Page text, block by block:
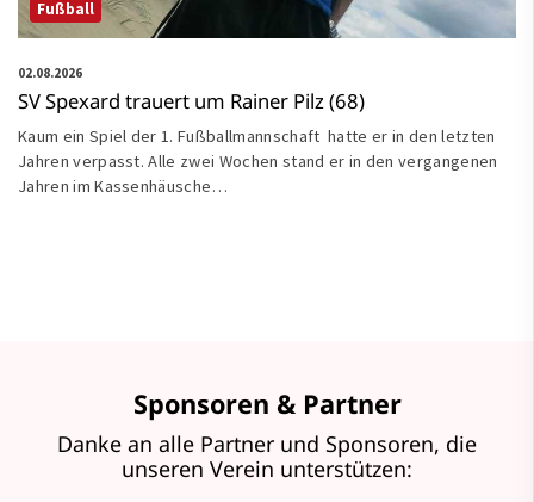
Fußball
02.08.2026
SV Spexard trauert um Rainer Pilz (68)
Kaum ein Spiel der 1. Fußballmannschaft hatte er in den letzten
Jahren verpasst. Alle zwei Wochen stand er in den vergangenen
Jahren im Kassenhäusche…
Sponsoren & Partner
Danke an alle Partner und Sponsoren, die
unseren Verein unterstützen: